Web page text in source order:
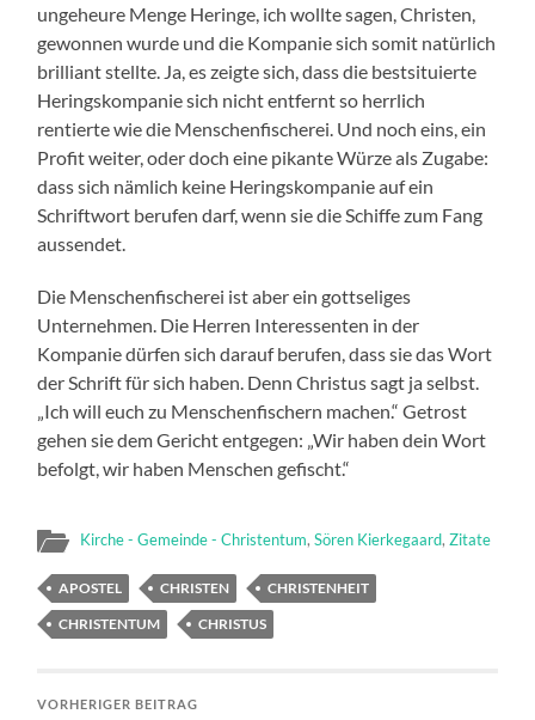
ungeheure Menge Heringe, ich wollte sagen, Christen,
gewonnen wurde und die Kompanie sich somit natürlich
brilliant stellte. Ja, es zeigte sich, dass die bestsituierte
Heringskompanie sich nicht entfernt so herrlich
rentierte wie die Menschenfischerei. Und noch eins, ein
Profit weiter, oder doch eine pikante Würze als Zugabe:
dass sich nämlich keine Heringskompanie auf ein
Schriftwort berufen darf, wenn sie die Schiffe zum Fang
aussendet.
Die Menschenfischerei ist aber ein gottseliges
Unternehmen. Die Herren Interessenten in der
Kompanie dürfen sich darauf berufen, dass sie das Wort
der Schrift für sich haben. Denn Christus sagt ja selbst.
„Ich will euch zu Menschenfischern machen.“ Getrost
gehen sie dem Gericht entgegen: „Wir haben dein Wort
befolgt, wir haben Menschen gefischt.“
Kirche - Gemeinde - Christentum,Sören Kierkegaard,Zitate
APOSTEL CHRISTEN
CHRISTENHEIT
CHRISTENTUM
CHRISTUS
VORHERIGER BEITRAG